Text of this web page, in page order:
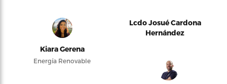
Kiara Gerena
Energía Renovable
Lcdo Josué Cardona
Hernández